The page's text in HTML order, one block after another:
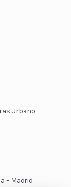
Urbano
– Madrid